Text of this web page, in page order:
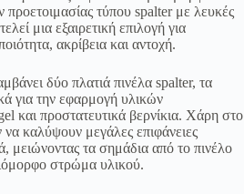
τύπου spalter με λευκές
μια εξαιρετική επιλογή για
ακρίβεια και αντοχή.
δύο πλατιά πινέλα spalter, τα
για την εφαρμογή υλικών
και προστατευτικά βερνίκια. Χάρη στο
καλύψουν μεγάλες επιφάνειες
μειώνοντας τα σημάδια από το πινέλο
στρώμα υλικού.